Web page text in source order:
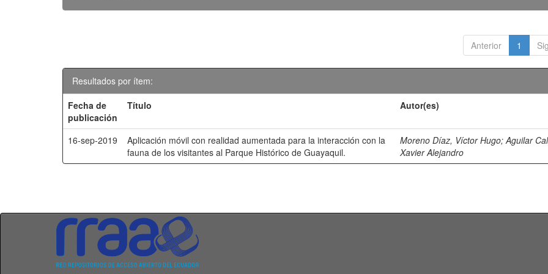
Anterior 1
Resultados por ítem:
Fecha de
publicación
Título Autor(es)
16-sep-2019
Aplicación móvil con realidad aumentada para la interacción con la
fauna de los visitantes al Parque Histórico de Guayaquil.
Moreno Díaz, Víctor Hugo;Aguilar
Xavier Alejandro